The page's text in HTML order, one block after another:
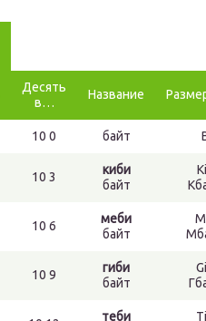
Десять
в…
Название
10 0 байт
10 3
киби
байт
10 6
меби
байт
10 9
гиби
байт
теби